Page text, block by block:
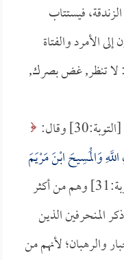
فيستتاب
الأمرد والفتاة
لا تنظر, غض بصرك,
[التوبة:30] وقال:
وَالْمَسِيحَ ابْنَ مَرْيَمَ
[التوبة:31] وهم من أكثر
المنحرفين الذين
والرهبان؛ لأنهم من